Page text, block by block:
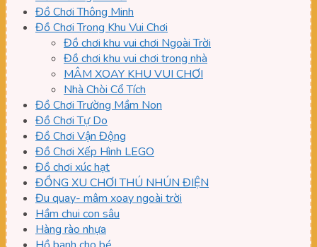
Đồ Chơi Thông Minh
Đồ Chơi Trong Khu Vui Chơi
Đồ chơi khu vui chơi Ngoài Trời
Đồ chơi khu vui chơi trong nhà
MÂM XOAY KHU VUI CHƠI
Nhà Chòi Cổ Tích
Đồ Chơi Trường Mầm Non
Đồ Chơi Tự Do
Đồ Chơi Vận Động
Đồ Chơi Xếp Hình LEGO
Đồ chơi xúc hạt
ĐỒNG XU CHƠI THÚ NHÚN ĐIỆN
Đu quay- mâm xoay ngoài trời
Hầm chui con sâu
Hàng rào nhựa